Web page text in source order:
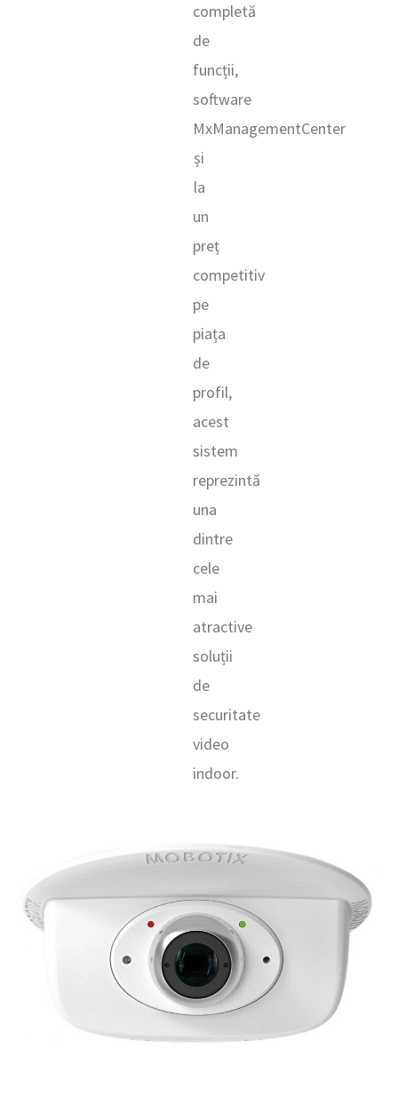
completă
de
funcții,
software
MxManagementCenter
și
la
un
preț
competitiv
pe
piața
de
profil,
acest
sistem
reprezintă
una
dintre
cele
mai
atractive
soluții
de
securitate
video
indoor.